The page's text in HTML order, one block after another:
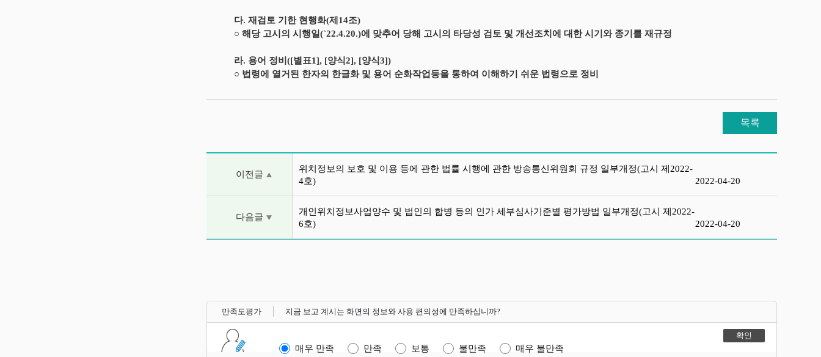
다. 재검토 기한 현행화(제14조)
○ 해당 고시의 시행일(`22.4.20.)에 맞추어 당해 고시의 타당성 검토 및 개선조치에 대한 시기와 종기를 재규정
라. 용어 정비([별표1], [양식2], [양식3])
○ 법령에 열거된 한자의 한글화 및 용어 순화작업등을 통하여 이해하기 쉬운 법령으로 정비
목록
이전글
위치정보의 보호 및 이용 등에 관한 법률 시행에 관한 방송통신위원회 규정 일부개정(고시 제2022-
4호)
2022-04-20
다음글
개인위치정보사업양수 및 법인의 합병 등의 인가 세부심사기준별 평가방법 일부개정(고시 제2022-
6호)
2022-04-20
만족도평가 지금 보고 계시는 화면의 정보와 사용 편의성에 만족하십니까?
매우 만족 만족 보통 불만족 매우 불만족